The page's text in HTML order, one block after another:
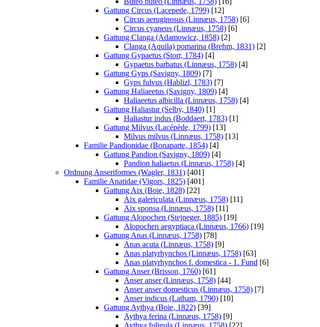
Gattung Circus (Lacepede, 1799) [12]
Circus aeruginosus (Linnæus, 1758) [6]
Circus cyaneus (Linnæus, 1758) [6]
Gattung Clanga (Adamowicz, 1858) [2]
Clanga (Aquila) pomarina (Brehm, 1831) [2]
Gattung Gypaetus (Storr, 1784) [4]
Gypaetus barbatus (Linnæus, 1758) [4]
Gattung Gyps (Savigny, 1809) [7]
Gyps fulvus (Hablizl, 1783) [7]
Gattung Haliaeetus (Savigny, 1809) [4]
Haliaeetus albicilla (Linnæus, 1758) [4]
Gattung Haliastur (Selby, 1840) [1]
Haliastur indus (Boddaert, 1783) [1]
Gattung Milvus (Lacépède, 1799) [13]
Milvus milvus (Linnæus, 1758) [13]
Familie Pandionidae (Bonaparte, 1854) [4]
Gattung Pandion (Savigny, 1809) [4]
Pandion haliaetus (Linnæus, 1758) [4]
Ordnung Anseriformes (Wagler, 1831) [401]
Familie Anatidae (Vigors, 1825) [401]
Gattung Aix (Boie, 1828) [22]
Aix galericulata (Linnæus, 1758) [11]
Aix sponsa (Linnæus, 1758) [11]
Gattung Alopochen (Stejneger, 1885) [19]
Alopochen aegyptiaca (Linnæus, 1766) [19]
Gattung Anas (Linnæus, 1758) [78]
Anas acuta (Linnæus, 1758) [9]
Anas platyrhynchos (Linnæus, 1758) [63]
Anas platyrhynchos f. domestica - 1. Fund [6]
Gattung Anser (Brisson, 1760) [61]
Anser anser (Linnæus, 1758) [44]
Anser anser domesticus (Linnæus, 1758) [7]
Anser indicus (Latham, 1790) [10]
Gattung Aythya (Boie, 1822) [39]
Aythya ferina (Linnæus, 1758) [9]
Aythya fuligula (Linnæus, 1758) [22]